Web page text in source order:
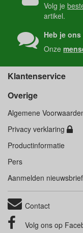
Volg je
artikel.
Heb je
Onze
Klantenservice
Overige
Algemene
Privacy verklaring
Productinformatie
Pers
Aanmelden nieuwsbrief
Contact
Volg ons op